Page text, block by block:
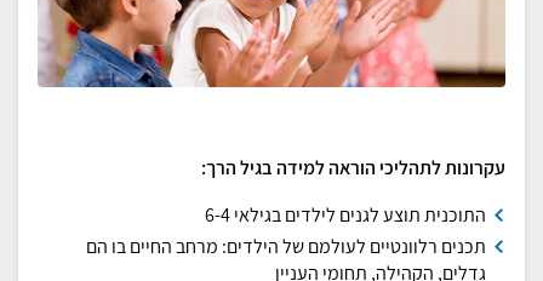
עקרונות לתהליכי הוראה למידה בגיל הרך:
התוכנית תוצע לגנים לילדים בגילאי 6-4
תכנים רלוונטיים לעולמם של הילדים: מרחב החיים בו הם
גדלים, הקהילה, תחומי העניין